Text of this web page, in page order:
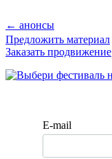
← анонсы
Предложить материал
Заказать продвижение
E-mail